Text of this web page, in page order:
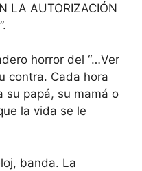
LA AUTORIZACIÓN
horror del “…Ver
contra. Cada hora
su papá, su mamá o
la vida se le
banda. La